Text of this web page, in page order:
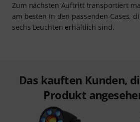
Zum nächsten Auftritt transportiert
am besten in den passenden Cases,
sechs Leuchten erhältlich sind.
Das kauften Kunden,
Produkt